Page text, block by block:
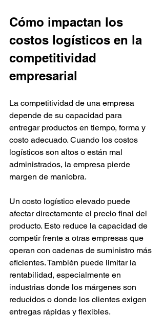
Cómo impactan los
costos logísticos en la
competitividad
empresarial
La competitividad de una empresa
depende de su capacidad para
entregar productos en tiempo, forma y
costo adecuado. Cuando los costos
logísticos son altos o están mal
administrados, la empresa pierde
margen de maniobra.
Un costo logístico elevado puede
afectar directamente el precio final del
producto. Esto reduce la capacidad de
competir frente a otras empresas que
operan con cadenas de suministro más
eficientes. También puede limitar la
rentabilidad, especialmente en
industrias donde los márgenes son
reducidos o donde los clientes exigen
entregas rápidas y flexibles.